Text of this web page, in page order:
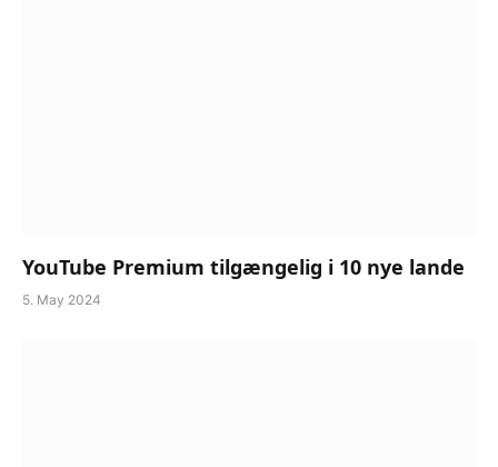
YouTube Premium tilgængelig i 10 nye lande
5. May 2024